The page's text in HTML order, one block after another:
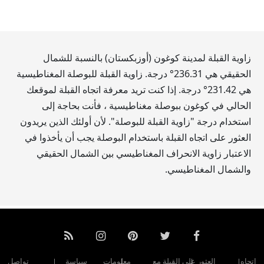
زاوية القبلة لمدينة كوغون (أوزبكستان) بالنسبة للشمال
الحقيقي هي 236.31° درجة. زاوية القبلة للبوصلة المغناطيسية
هي231.42° درجة. إذا كنت تريد معرفة اتجاه القبلة لموقعك
الحالي في كوغون ببوصلة مغناطيسية ، فأنت بحاجة إلى
استخدام درجة "زاوية القبلة للبوصلة". لأن أولئك الذين يريدون
العثور على اتجاه القبلة باستخدام البوصلة يجب أن يأخذوا في
الاعتبار زاوية الانحراف المغناطيسي بين الشمال الحقيقي
والشمال المغناطيسي.
اتجاه العثور على القبلة مع معلومات سياسة تواصل